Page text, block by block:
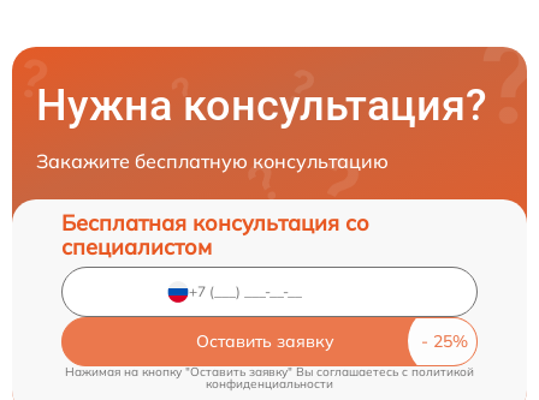
Нужна консультация?
Закажите бесплатную консультацию
Бесплатная консультация со
специалистом
Оставить заявку
Нажимая на кнопку "Оставить заявку" Вы соглашаетесь cполитикой
конфиденциальности